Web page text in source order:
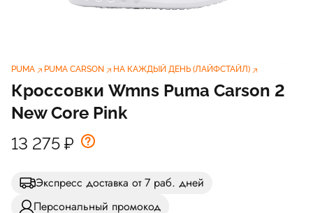
PUMA PUMA CARSON НА КАЖДЫЙ ДЕНЬ (ЛАЙФСТАЙЛ)
Кроссовки Wmns Puma Carson 2
New Core Pink
13 275 ₽
Экспресс доставка от 7 раб. дней
Персональный промокод